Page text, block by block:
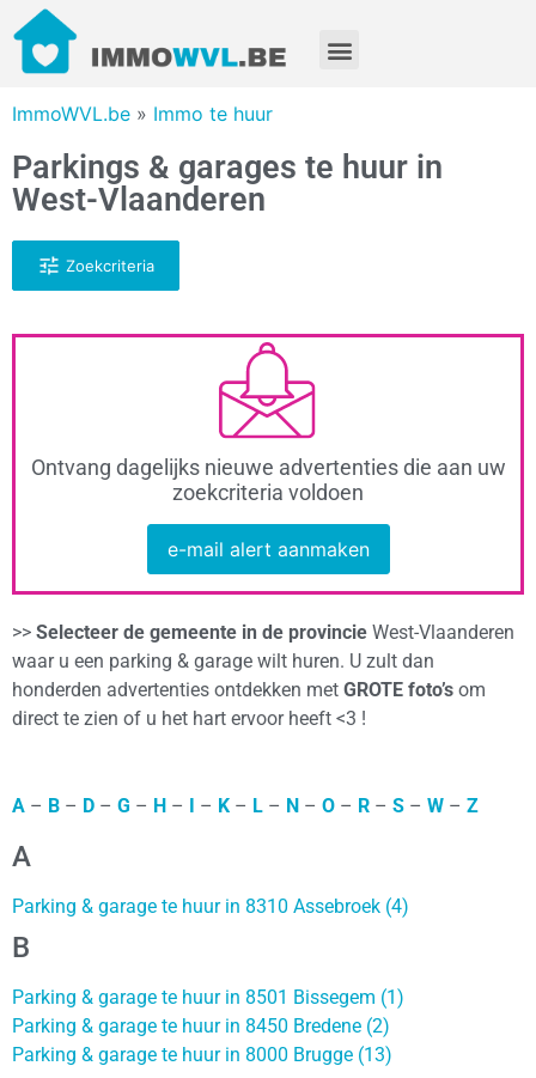
ImmoWVL.be » Immo te huur
Parkings & garages te huur in
West-Vlaanderen
Zoekcriteria
Ontvang dagelijks nieuwe advertenties die aan uw
zoekcriteria voldoen
e-mail alert aanmaken
>> Selecteer de gemeente in de provincie West-Vlaanderen
waar u een parking & garage wilt huren. U zult dan
honderden advertenties ontdekken met GROTE foto’s om
direct te zien of u het hart ervoor heeft <3 !
A – B – D – G – H – I – K – L – N – O – R – S – W – Z
A
Parking & garage te huur in 8310 Assebroek (4)
B
Parking & garage te huur in 8501 Bissegem (1)
Parking & garage te huur in 8450 Bredene (2)
Parking & garage te huur in 8000 Brugge (13)